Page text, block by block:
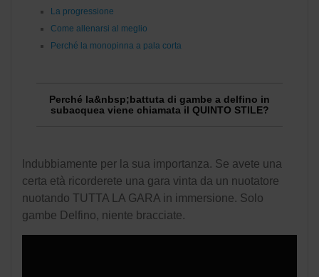
La progressione
Come allenarsi al meglio
Perché la monopinna a pala corta
Perché la&nbsp;battuta di gambe a delfino in
subacquea viene chiamata il QUINTO STILE?
Indubbiamente per la sua importanza. Se avete una
certa età ricorderete una gara vinta da un nuotatore
nuotando TUTTA LA GARA in immersione. Solo
gambe Delfino, niente bracciate.